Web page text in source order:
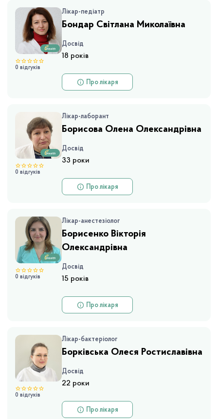
0 відгуків
Лікар-педіатр
Бондар Світлана Миколаївна
Досвід
18 років
Про лікаря
0 відгуків
Лікар-лаборант
Борисова Олена Олександрівна
Досвід
33 роки
Про лікаря
0 відгуків
Лікар-анестезіолог
Борисенко Вікторія
Олександрівна
Досвід
15 років
Про лікаря
0 відгуків
Борківська Олеся Ростиславівна
Досвід
22 роки
Про лікаря